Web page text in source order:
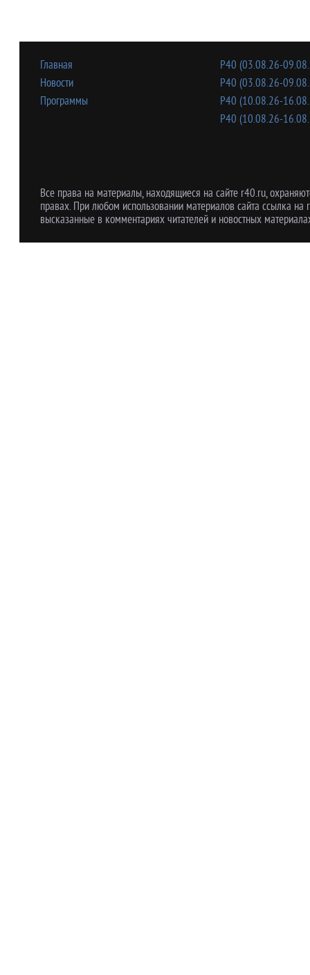
Главная
Новости
Программы
Р40 (03.08.26-
Р40 (03.08.26-
Р40 (10.08.26-
Р40 (10.08.26-
Все права на материалы, находящиеся на сайте r40.ru,
правах. При любом использовании материалов сайта ссылка
высказанные в комментариях читателей и новостных